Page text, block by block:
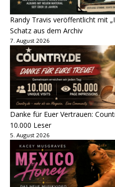
Randy Travis veröffentlicht mit
Schatz aus dem Archiv
7. August 2026
Danke für Euer Vertrauen:
10.000 Leser
5. August 2026